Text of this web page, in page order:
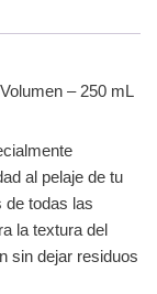
– 250 mL
al pelaje de tu
de todas las
la textura del
sin dejar residuos